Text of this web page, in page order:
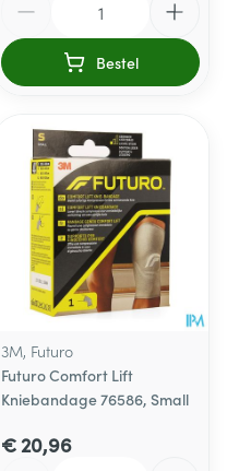
Bestel
3M, Futuro
Futuro Comfort Lift
Kniebandage 76586, Small
€ 20,96